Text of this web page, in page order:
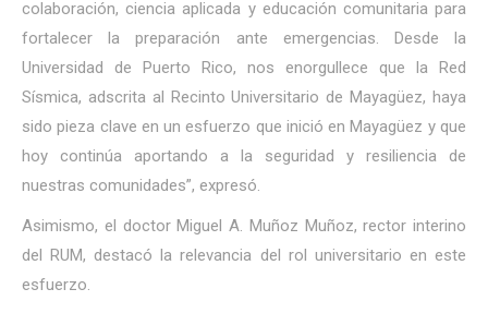
colaboración, ciencia aplicada y educación comunitaria para
fortalecer la preparación ante emergencias. Desde la
Universidad de Puerto Rico, nos enorgullece que la Red
Sísmica, adscrita al Recinto Universitario de Mayagüez, haya
sido pieza clave en un esfuerzo que inició en Mayagüez y que
hoy continúa aportando a la seguridad y resiliencia de
nuestras comunidades”, expresó.
Asimismo, el doctor Miguel A. Muñoz Muñoz, rector interino
del RUM, destacó la relevancia del rol universitario en este
esfuerzo.